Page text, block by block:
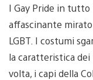
I Gay Pride in
affascinante
LGBT. I costumi
la caratteristica
volta, i capi della